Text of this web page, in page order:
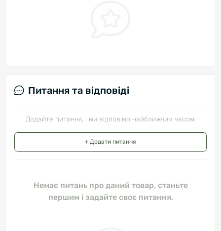
Питання та відповіді
Додайте питання, і ми відповімо найближчим часом.
+ Додати питання
Немає питань про даний товар, станьте
першим і задайте своє питання.